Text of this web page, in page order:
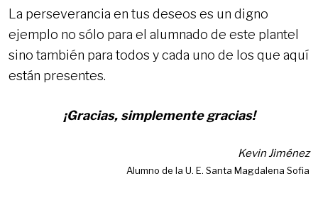
La perseverancia en tus deseos es un digno
ejemplo no sólo para el alumnado de este plantel
sino también para todos y cada uno de los que aquí
están presentes.
¡Gracias, simplemente gracias!
Kevin Jiménez
Alumno de la U. E. Santa Magdalena Sofia